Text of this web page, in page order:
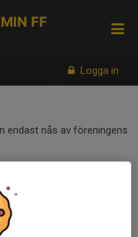
Logga in
FF
endast nås av föreningens